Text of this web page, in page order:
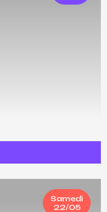
Samedi
22/05